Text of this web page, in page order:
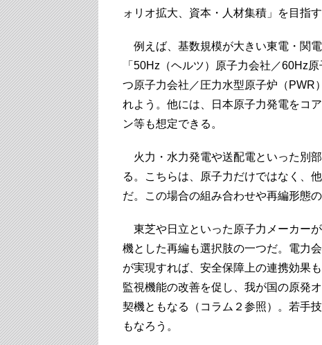
ォリオ拡大、資本・人材集積」を目指す
例えば、基数規模が大きい東電・関
「50Hz（ヘルツ）原子力会社／60Hz
つ原子力会社／圧力水型原子炉（PWR
れよう。他には、日本原子力発電をコ
ン等も想定できる。
火力・水力発電や送配電といった別
る。こちらは、原子力だけではなく、
だ。この場合の組み合わせや再編形態
東芝や日立といった原子力メーカー
機とした再編も選択肢の一つだ。電力
が実現すれば、安全保障上の連携効果
監視機能の改善を促し、我が国の原発
契機ともなる（コラム２参照）。若手
もなろう。